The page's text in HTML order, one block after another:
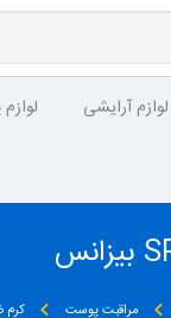
لوازم آرایشی
مراقبت پوست کرم